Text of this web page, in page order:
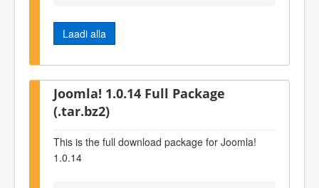
Laadi alla
Joomla! 1.0.14 Full Package
(.tar.bz2)
This is the full download package for Joomla!
1.0.14